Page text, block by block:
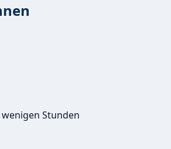
Stunden